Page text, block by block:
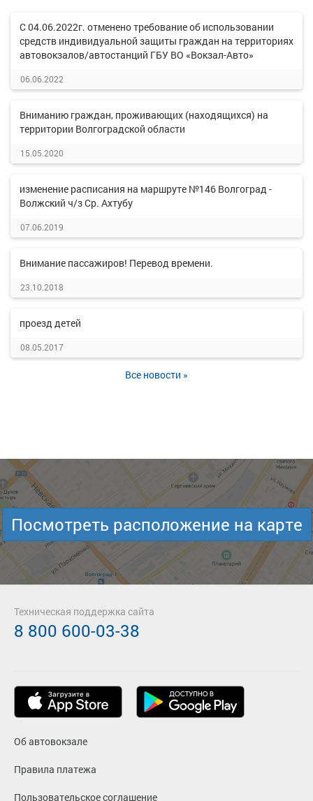
С 04.06.2022г. отменено требование об использовании
средств индивидуальной защиты граждан на территориях
автовокзалов/автостанций ГБУ ВО «Вокзал-Авто»
06.06.2022
Вниманию граждан, проживающих (находящихся) на
территории Волгоградской области
15.05.2020
изменение расписания на маршруте №146 Волгоград -
Волжский ч/з Ср. Ахтубу
07.06.2019
Внимание пассажиров! Перевод времени.
23.10.2018
проезд детей
08.05.2017
Все новости »
Посмотреть расположение на карте
Об автовокзале
Правила платежа
Пользовательское соглашение
Техническая поддержка сайта
8 800 600-03-38